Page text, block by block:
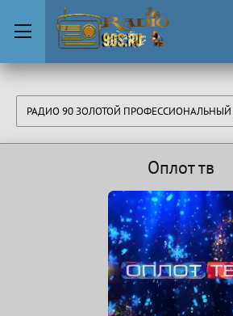
РАДИО 90 ЗОЛОТОЙ ПРОФЕССИОНАЛЬНЫЙ
Оплот тв